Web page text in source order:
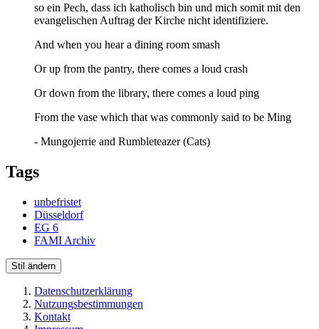
so ein Pech, dass ich katholisch bin und mich somit mit den
evangelischen Auftrag der Kirche nicht identifiziere.
And when you hear a dining room smash
Or up from the pantry, there comes a loud crash
Or down from the library, there comes a loud ping
From the vase which that was commonly said to be Ming
- Mungojerrie and Rumbleteazer (Cats)
Tags
unbefristet
Düsseldorf
EG 6
FAMI Archiv
Stil ändern
Datenschutzerklärung
Nutzungsbestimmungen
Kontakt